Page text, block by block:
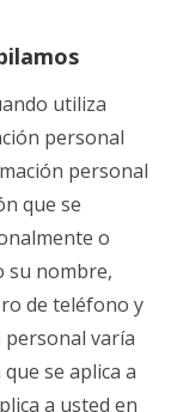
utiliza
personal
personal
que se
o
su nombre,
de teléfono y
personal varía
se aplica a
a usted en